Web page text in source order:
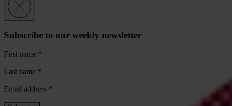
Subscribe to our weekly newsletter
First name *
Last name *
Email address *